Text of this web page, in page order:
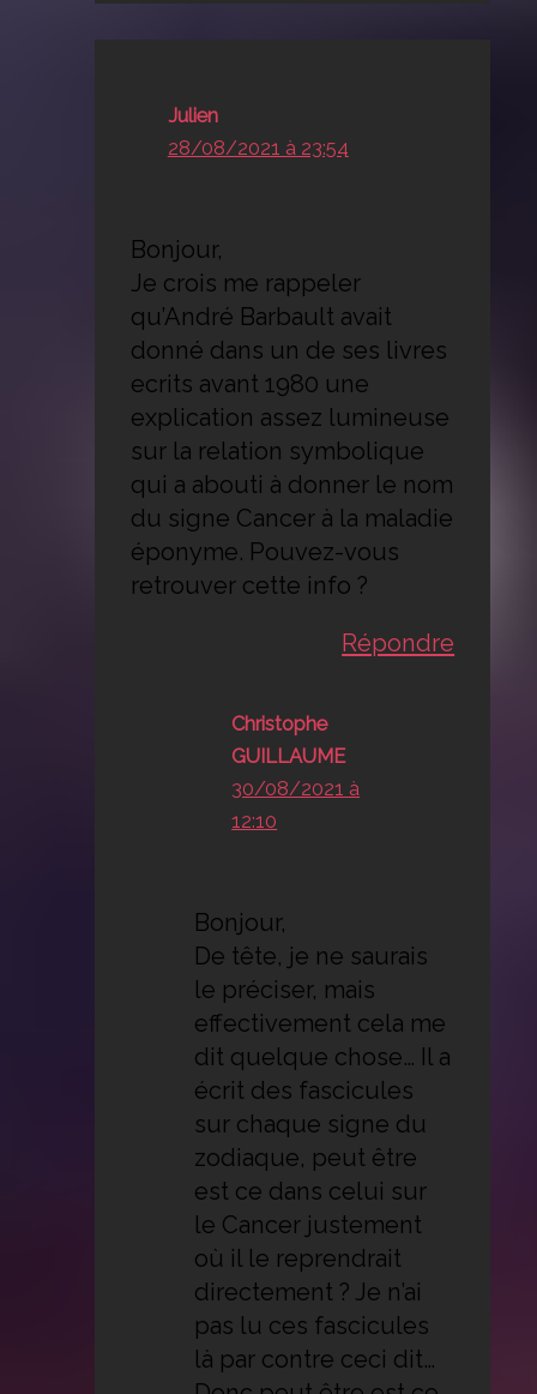
Julien
28/08/2021 à 23:54
Bonjour,
Je crois me rappeler
qu’André Barbault avait
donné dans un de ses livres
ecrits avant 1980 une
explication assez lumineuse
sur la relation symbolique
qui a abouti à donner le nom
du signe Cancer à la maladie
éponyme. Pouvez-vous
retrouver cette info ?
Répondre
Christophe
GUILLAUME
30/08/2021 à
12:10
Bonjour,
De tête, je ne saurais
le préciser, mais
effectivement cela me
dit quelque chose… Il a
écrit des fascicules
sur chaque signe du
zodiaque, peut être
est ce dans celui sur
le Cancer justement
où il le reprendrait
directement ? Je n’ai
pas lu ces fascicules
là par contre ceci dit…